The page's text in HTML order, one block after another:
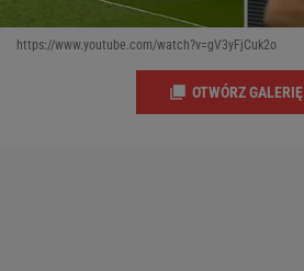
https://www.youtube.com/watch?v=gV3yFjCuk2o
OTWÓRZ GALERIĘ